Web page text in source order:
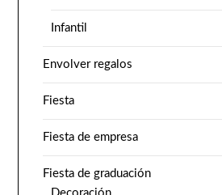
Infantil
Envolver regalos
Fiesta
Fiesta de empresa
Fiesta de graduación